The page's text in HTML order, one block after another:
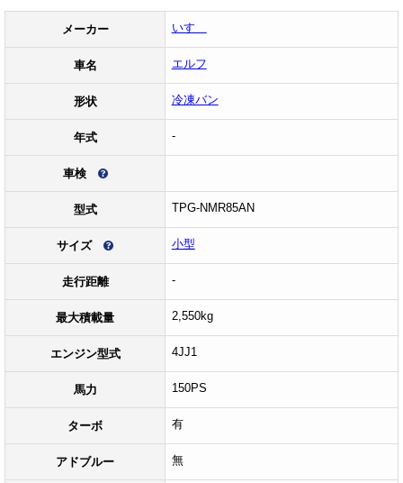
メーカー いすゞ
車名 エルフ
形状 冷凍バン
年式 -
車検
型式 TPG-NMR85AN
サイズ 小型
走行距離 -
最大積載量 2,550kg
エンジン型式 4JJ1
馬力 150PS
ターボ 有
アドブルー 無